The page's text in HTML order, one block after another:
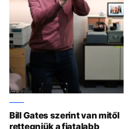
Bill Gates szerint van mitől
rettegniük a fiatalabb